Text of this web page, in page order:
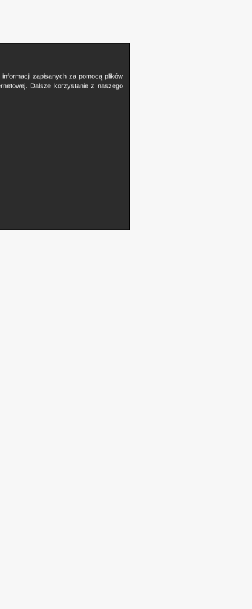
zapisanych za pomocą plików
Dalsze korzystanie z naszego